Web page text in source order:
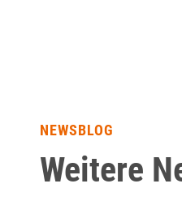
NEWSBLOG
Weitere